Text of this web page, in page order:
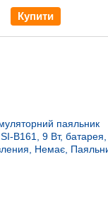
Купити